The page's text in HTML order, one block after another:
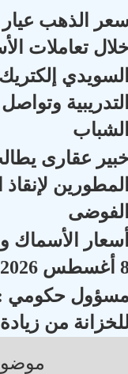
تعاملات
عقارى
الأسماك
2026
من